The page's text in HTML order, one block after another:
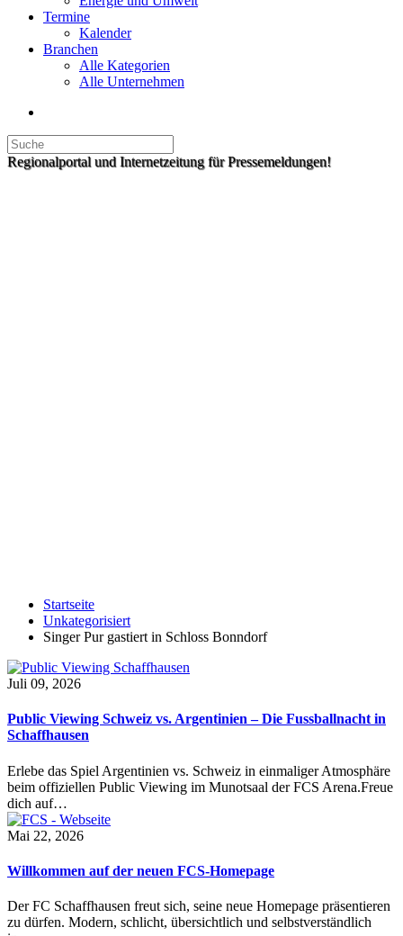
Termine
Kalender
Branchen
Alle Kategorien
Alle Unternehmen
Regionalportal und Internetzeitung für Pressemeldungen!
Startseite
Unkategorisiert
Singer Pur gastiert in Schloss Bonndorf
Juli 09, 2026
Public Viewing Schweiz vs. Argentinien – Die Fussballnacht in
Schaffhausen
Erlebe das Spiel Argentinien vs. Schweiz in einmaliger Atmosphäre
beim offiziellen Public Viewing im Munotsaal der FCS Arena.Freue
dich auf…
Mai 22, 2026
Willkommen auf der neuen FCS-Homepage
Der FC Schaffhausen freut sich, seine neue Homepage präsentieren
zu dürfen. Modern, schlicht, übersichtlich und selbstverständlich